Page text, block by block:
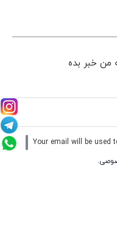
خبر بده
Your email will be used
.